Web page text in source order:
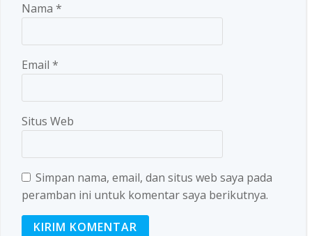
Nama *
Email *
Situs Web
Simpan nama, email, dan situs web saya pada
peramban ini untuk komentar saya berikutnya.